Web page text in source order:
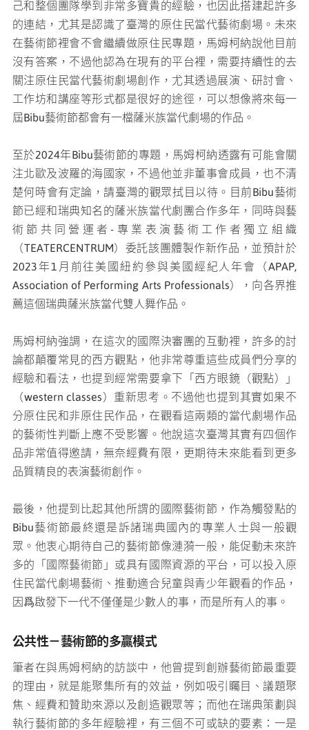
己和整個團隊學到非常多寶貴的經驗，也因此搭建起許多
的連結，尤其是認識了臺灣的原住民當代藝術劇場。未來
在藝術節裡會不會繼續做原住民專題，馬姆柯納說他目前
沒有答案，不過他認為在現有的平台裡，需要持續性的去
關注原住民當代藝術劇場創作，尤其透過展演、研討會、
工作坊和講座等形式都是很好的途徑，可以想像將來每一
屆Bibu藝術節都會有一檔薩米族當代劇場的作品。
至於2024年Bibu藝術節的專題，馬姆柯納透露有可能會關
注北歐及波羅的海國家，不過他並非董事會成員，也不清
楚何時會有定論，請臺灣的觀眾拭目以待。目前Bibu藝術
節已經和瑞典知名的薩米族當代劇團合作多年，同時與藝
術節共同營運者-專業表演藝術工作者獨立組織
（TEATERCENTRUM）委託該團體製作新作品，並預計於
2023年1月前往美國紐約參與美國經紀人年會（APAP,
Association of Performing Arts Professionals），向各界推
薦這個瑞典薩米族當代雙人舞作品。
馬姆柯納強調，在這次的國際決審團的互動裡，許多的討
論都顛覆常見的西方觀點，他非常尊重這些成員們分享的
經驗和看法，也提到經常需要拿下「西方眼鏡（觀點）」
（western classes）重新思考。不過他也提到其實如果不
分原住民和非原住民作品，在觀看這兩類的當代劇場作品
的藝術性判斷上應不受影響。他說這次臺灣其實有四個作
品非常值得邀請，無奈經費有限，更期待未來能看到更多
品質精良的表演藝術創作。
最後，他提到比起其他所謂的國際藝術節，作為觸發點的
Bibu藝術節最終還是訴諸瑞典國內的專業人士與一般觀
眾。他衷心期待自己的藝術節像漣漪一般，能促動未來許
多的「國際藝術節」或具有國際資源的平台，可以投入原
住民當代劇場藝術、推動適合兒童與青少年觀看的作品，
因爲啟發下一代不僅僅是少數人的事，而是所有人的事。
公共性－藝術節的多贏模式
筆者在與馬姆柯納的訪談中，他曾提到創辦藝術節最重要
的理由，就是能聚集所有的效益，例如吸引矚目、議題聚
焦、經費和贊助來源以及創造觀眾等；而他在瑞典策劃與
執行藝術節的多年經驗裡，有三個不可或缺的要素：一是